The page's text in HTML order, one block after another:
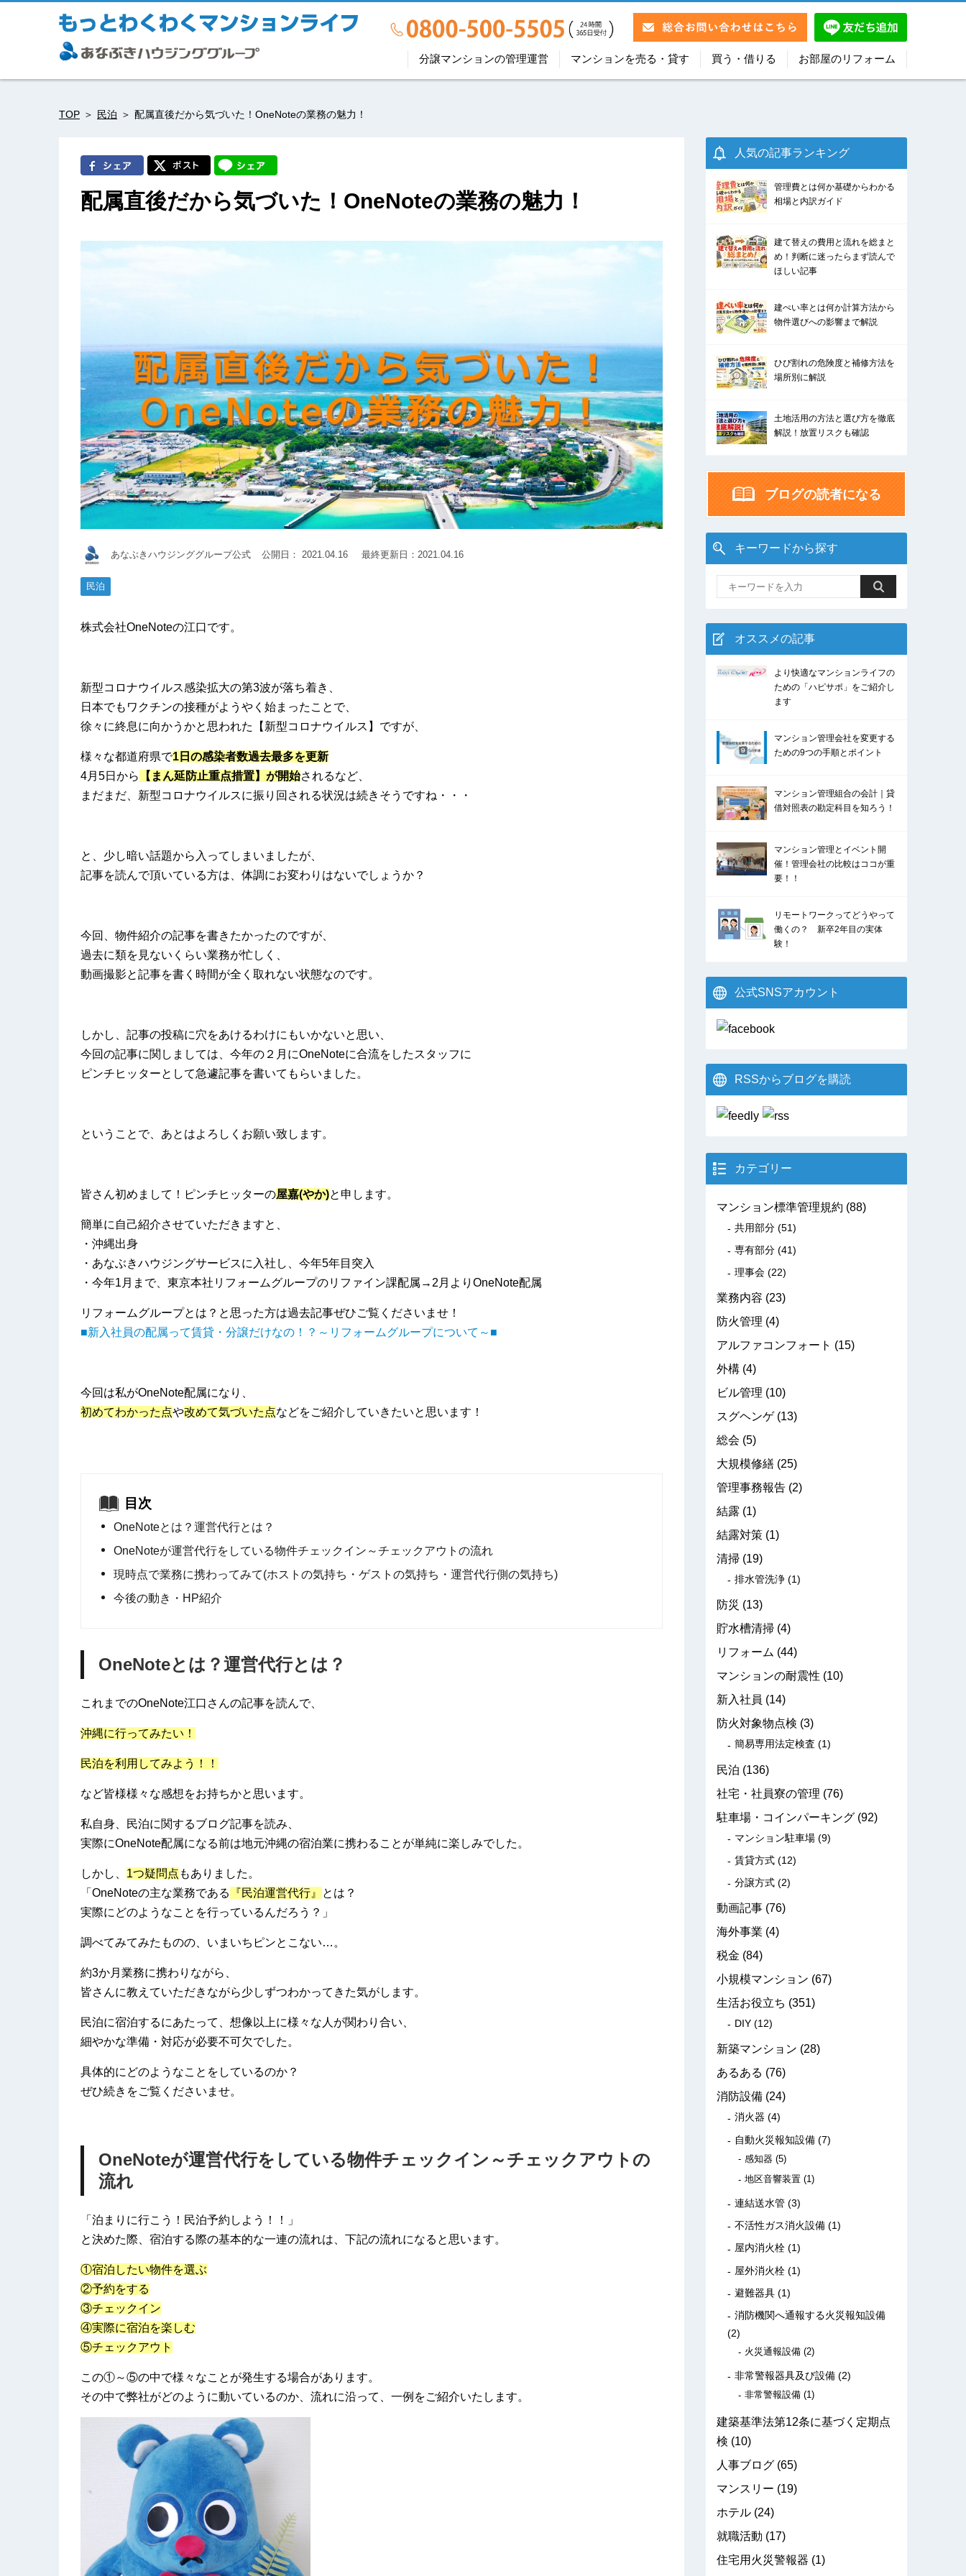
分譲マンションの管理運営 マンションを売る・貸す 買う・借りる お部屋のリフォーム
TOP 民泊 配属直後だから気づいた！OneNoteの業務の魅力！
配属直後だから気づいた！OneNoteの業務の魅力！
あなぶきハウジンググループ公式 公開日： 2021.04.16 最終更新日：2021.04.16
民泊
株式会社OneNoteの江口です。
新型コロナウイルス感染拡大の第3波が落ち着き、
日本でもワクチンの接種がようやく始まったことで、
徐々に終息に向かうかと思われた【新型コロナウイルス】ですが、
様々な都道府県で1日の感染者数過去最多を更新
4月5日から
【まん延防止重点措置】が開始されるなど、
まだまだ、新型コロナウイルスに振り回される状況は続きそうですね・・・
と、少し暗い話題から入ってしまいましたが、
記事を読んで頂いている方は、体調にお変わりはないでしょうか？
今回、物件紹介の記事を書きたかったのですが、
過去に類を見ないくらい業務が忙しく、
動画撮影と記事を書く時間が全く取れない状態なのです。
しかし、記事の投稿に穴をあけるわけにもいかないと思い、
今回の記事に関しましては、今年の２月にOneNoteに合流をしたスタッフに
ピンチヒッターとして急遽記事を書いてもらいました。
ということで、あとはよろしくお願い致します。
皆さん初めまして！ピンチヒッターの屋嘉(やか)と申します。
簡単に自己紹介させていただきますと、
・沖縄出身
・あなぶきハウジングサービスに入社し、今年5年目突入
・今年1月まで、東京本社リフォームグループのリファイン課配属→2月よりOneNote配属
リフォームグループとは？と思った方は過去記事ぜひご覧くださいませ！
■新入社員の配属って賃貸・分譲だけなの！？～リフォームグループについて～■
今回は私がOneNote配属になり、
初めてわかった点や改めて気づいた点などをご紹介していきたいと思います！
目次
OneNoteとは？運営代行とは？
OneNoteが運営代行をしている物件チェックイン～チェックアウトの流れ
現時点で業務に携わってみて(ホストの気持ち・ゲストの気持ち・運営代行側の気持ち)
今後の動き・HP紹介
OneNoteとは？運営代行とは？
これまでのOneNote江口さんの記事を読んで、
沖縄に行ってみたい！
民泊を利用してみよう！！
など皆様様々な感想をお持ちかと思います。
私自身、民泊に関するブログ記事を読み、
実際にOneNote配属になる前は地元沖縄の宿泊業に携わることが単純に楽しみでした。
しかし、 1つ疑問点 もありました。
「OneNoteの主な業務である
『民泊運営代行』
とは？
実際にどのようなことを行っているんだろう？」
調べてみてみたものの、いまいちピンとこない…。
約3か月業務に携わりながら、
皆さんに教えていただきながら少しずつわかってきた気がします。
民泊に宿泊するにあたって、想像以上に様々な人が関わり合い、
細やかな準備・対応が必要不可欠でした。
具体的にどのようなことをしているのか？
ぜひ続きをご覧くださいませ。
OneNoteが運営代行をしている物件チェックイン～チェックアウトの
流れ
「泊まりに行こう！民泊予約しよう！！」
と決めた際、宿泊する際の基本的な一連の流れは、下記の流れになると思います。
①宿泊したい物件を選ぶ
②予約をする
③チェックイン
④実際に宿泊を楽しむ
⑤チェックアウト
この①～⑤の中で様々なことが発生する場合があります。
その中で弊社がどのように動いているのか、流れに沿って、一例をご紹介いたします。
人気の記事ランキング
管理費とは何か基礎からわかる
相場と内訳ガイド
建て替えの費用と流れを総まと
め！判断に迷ったらまず読んで
ほしい記事
建ぺい率とは何か計算方法から
物件選びへの影響まで解説
ひび割れの危険度と補修方法を
場所別に解説
土地活用の方法と選び方を徹底
解説！放置リスクも確認
ブログの読者になる
キーワードから探す
オススメの記事
より快適なマンションライフの
ための「ハピサポ」をご紹介し
ます
マンション管理会社を変更する
ための9つの手順とポイント
マンション管理組合の会計｜貸
借対照表の勘定科目を知ろう！
マンション管理とイベント開
催！管理会社の比較はココが重
要！！
リモートワークってどうやって
働くの？ 新卒2年目の実体
験！
公式SNSアカウント
RSSからブログを購読
カテゴリー
マンション標準管理規約 (88)
共用部分 (51)
専有部分 (41)
理事会 (22)
業務内容 (23)
防火管理 (4)
アルファコンフォート (15)
外構 (4)
ビル管理 (10)
スグヘンゲ(13)
総会 (5)
大規模修繕 (25)
管理事務報告 (2)
結露 (1)
結露対策 (1)
清掃 (19)
排水管洗浄 (1)
防災 (13)
貯水槽清掃 (4)
リフォーム (44)
マンションの耐震性 (10)
新入社員 (14)
防火対象物点検 (3)
簡易専用法定検査 (1)
民泊 (136)
社宅・社員寮の管理 (76)
駐車場・コインパーキング (92)
マンション駐車場 (9)
賃貸方式 (12)
分譲方式 (2)
動画記事 (76)
海外事業 (4)
税金 (84)
小規模マンション (67)
生活お役立ち (351)
DIY (12)
新築マンション (28)
あるある (76)
消防設備 (24)
消火器 (4)
自動火災報知設備 (7)
感知器 (5)
地区音響装置 (1)
連結送水管 (3)
不活性ガス消火設備 (1)
屋内消火栓 (1)
屋外消火栓 (1)
避難器具 (1)
消防機関へ通報する火災報知設備
(2)
火災通報設備 (2)
非常警報器具及び設備 (2)
非常警報設備 (1)
建築基準法第12条に基づく定期点
検 (10)
人事ブログ (65)
マンスリー (19)
ホテル (24)
就職活動 (17)
住宅用火災警報器 (1)